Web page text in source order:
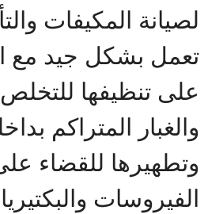
لصيانة المكيفات
تعمل بشكل جيد مع
على تنظيفها للتخلص
والغبار المتراكم
وتطهيرها للقضاء
الفيروسات